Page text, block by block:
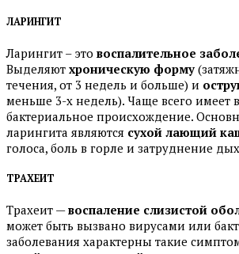
ЛАРИНГИТ
Ларингит – это воспалительное
Выделяют хроническую форму
течения, от 3 недель и больше) и
меньше 3-х недель). Чаще всего имеет
бактериальное происхождение.
ларингита являются сухой лающий
голоса, боль в горле и затруднение
ТРАХЕИТ
Трахеит —воспаление слизистой
может быть вызвано вирусами или
заболевания характерны такие